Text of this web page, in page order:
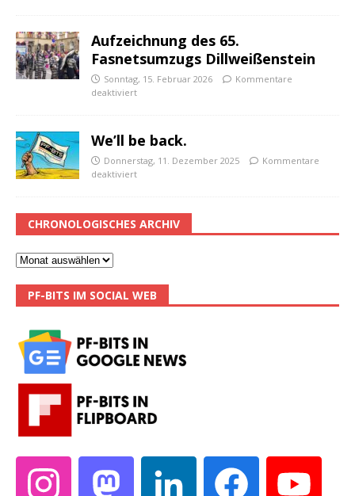
Aufzeichnung des 65.
Fasnetsumzugs Dillweißenstein
Sonntag, 15. Februar 2026
Kommentare
deaktiviert
We’ll be back.
Donnerstag, 11. Dezember 2025
Kommentare
deaktiviert
CHRONOLOGISCHES ARCHIV
PF-BITS IM SOCIAL WEB